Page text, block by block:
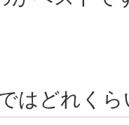
はどれく